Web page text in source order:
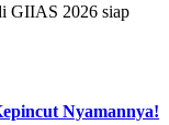
GIIAS 2026 siap
Nyamannya!